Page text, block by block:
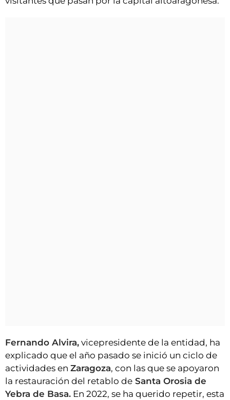
Fernando Alvira, vicepresidente de la entidad, ha
explicado que el año pasado se inició un ciclo de
actividades en Zaragoza, con las que se apoyaron
la restauración del retablo de Santa Orosia de
Yebra de Basa. En 2022, se ha querido repetir, esta